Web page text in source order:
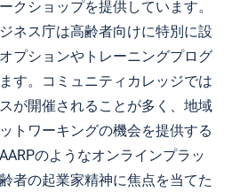
クショップを提供しています。
ネス庁は高齢者向けに特別に設
プションやトレーニングプログ
す。コミュニティカレッジでは
が開催されることが多く、地域
トワーキングの機会を提供する
のようなオンラインプラッ
者の起業家精神に焦点を当てた